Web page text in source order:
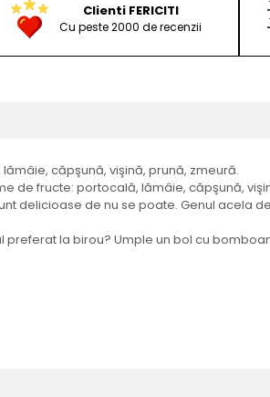
Clienti FERICITI
Cu peste 2000 de recenzii
căpşună, vişină, prună, zmeură.
de fructe: portocală, lămâie, căpşună,
delicioase de nu se poate. Genul acela
la birou? Umple un bol cu